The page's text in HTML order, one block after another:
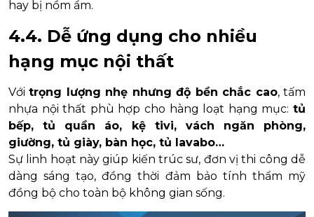
hay bị nồm ẩm.
4.4. Dễ ứng dụng cho nhiều
hạng mục nội thất
Vớitrọng lượng nhẹ nhưng độ bền chắc cao, tấm
nhựa nội thất phù hợp cho hàng loạt hạng mục: tủ
bếp, tủ quần áo, kệ tivi, vách ngăn phòng,
giường, tủ giày, bàn học, tủ lavabo…
Sự linh hoạt này giúp kiến trúc sư, đơn vị thi công dễ
dàng sáng tạo, đồng thời đảm bảo tính thẩm mỹ
đồng bộ cho toàn bộ không gian sống.